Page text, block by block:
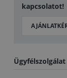
kapcsolatot!
Ügyfélszolgálat